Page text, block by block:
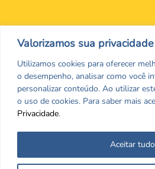
Valorizamos sua privacidade
Utilizamos cookies para oferecer
o desempenho, analisar como você
personalizar conteúdo. Ao utilizar
o uso de cookies. Para saber mais
Privacidade.
Aceitar tudo
Todos os direitos reservados.